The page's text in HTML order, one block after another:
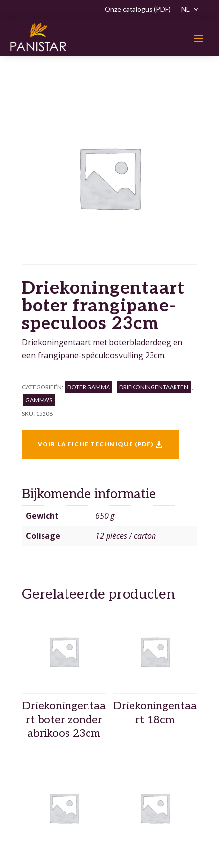
Onze catalogus (PDF) NL
Driekoningentaart
boter frangipane-
speculoos 23cm
Driekoningentaart met boterbladerdeeg en
een frangipane-spéculoosvulling 23cm.
VOIR LA FICHE TECHNIQUE (PDF) 
SKU: 15208
CATEGORIEËN: BOTER GAMMA , DRIEKONINGENTAARTEN ,
GAMMA'S
Bijkomende informatie
Gewicht
650 g
Colisage
12 pièces / carton
Gerelateerde producten
Driekoningentaa
rt boter zonder
abrikoos 23cm
Driekoningentaa
rt 18cm